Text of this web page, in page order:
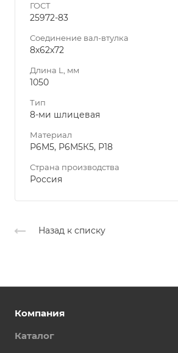
ГОСТ
25972-83
Соединение вал-втулка
8х62х72
Длина L, мм
1050
Тип
8-ми шлицевая
Материал
Р6М5, Р6М5К5, Р18
Страна производства
Россия
Назад к списку
Компания
Каталог